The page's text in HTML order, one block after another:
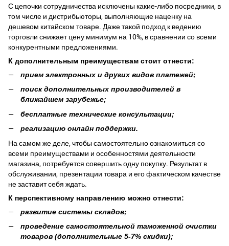
С цепочки сотрудничества исключены какие-либо посредники, в
том числе и дистрибьюторы, выполняющие наценку на
дешевом китайском товаре. Даже такой подход к ведению
торговли снижает цену минимум на 10%, в сравнении со всеми
конкурентными предложениями.
К дополнительным преимуществам стоит отнести:
прием электронных и других видов платежей;
поиск дополнительных производителей в
ближайшем зарубежье;
бесплатные технические консультации;
реализацию онлайн поддержки.
На самом же деле, чтобы самостоятельно ознакомиться со
всеми преимуществами и особенностями деятельности
магазина, потребуется совершить одну покупку. Результат в
обслуживании, презентации товара и его фактическом качестве
не заставит себя ждать.
К перспективному направлению можно отнести:
развитие системы складов;
проведение самостоятельной таможенной очистки
товаров (дополнительные 5-7% скидки);